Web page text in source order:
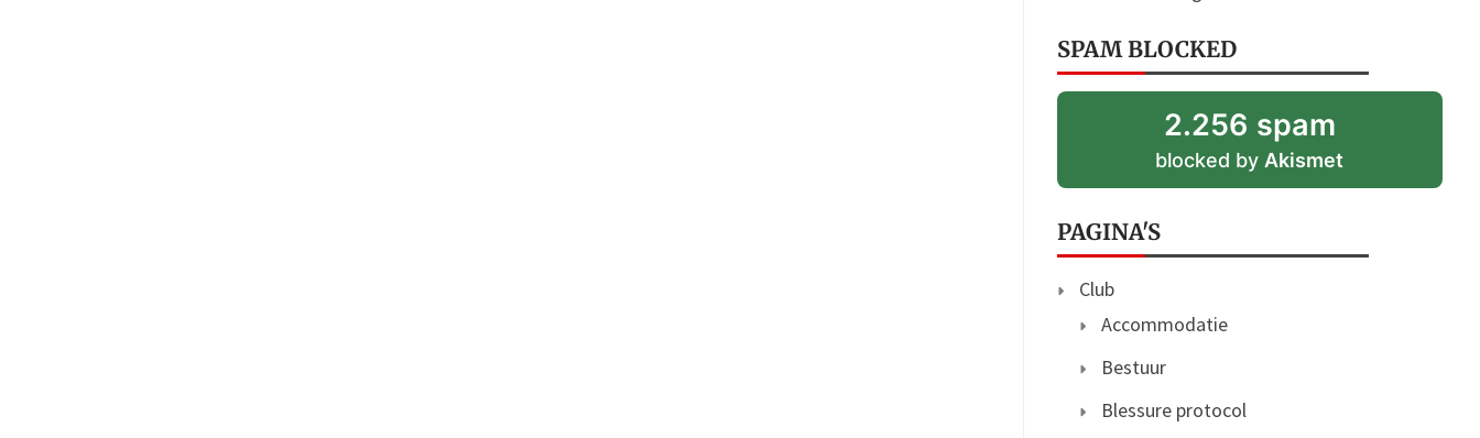
SPAM BLOCKED
2.256 spam
blocked byAkismet
PAGINA'S
Club
Accommodatie
Bestuur
Blessure protocol